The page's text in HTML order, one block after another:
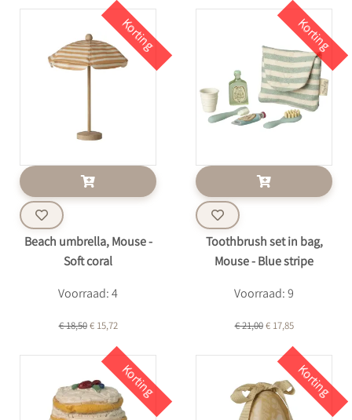
Korting
Beach umbrella, Mouse -
Soft coral
Voorraad: 4
€ 18,50€ 15,72
Korting
Toothbrush set in bag,
Mouse - Blue stripe
Voorraad: 9
€ 21,00€ 17,85
Korting Korting